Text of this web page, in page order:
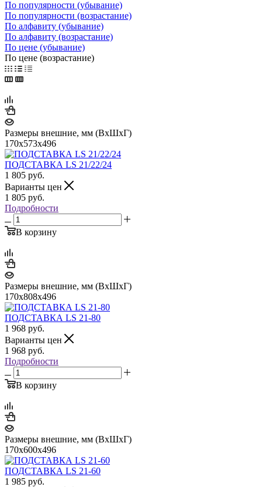
По популярности (убывание)
По популярности (возрастание)
По алфавиту (убывание)
По алфавиту (возрастание)
По цене (убывание)
По цене (возрастание)
Размеры внешние, мм (ВхШхГ)
170x573x496
ПОДСТАВКА LS 21/22/24
1 805 руб.
Варианты цен
1 805 руб.
Подробности
В корзину
Размеры внешние, мм (ВхШхГ)
170x808x496
ПОДСТАВКА LS 21-80
1 968 руб.
Варианты цен
1 968 руб.
Подробности
В корзину
Размеры внешние, мм (ВхШхГ)
170x600x496
ПОДСТАВКА LS 21-60
1 985 руб.